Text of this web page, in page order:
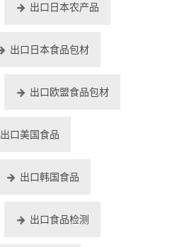
出口日本农产品
出口日本食品包材
出口欧盟食品包材
出口美国食品
出口韩国食品
出口食品检测